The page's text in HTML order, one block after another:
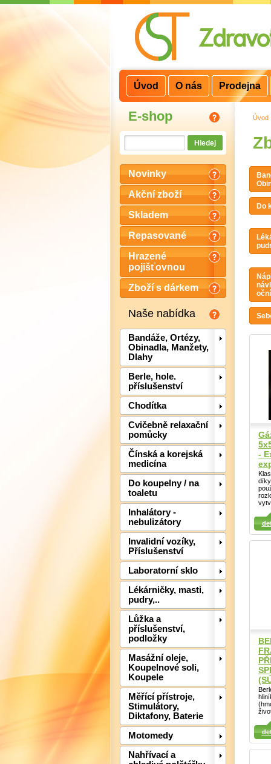
E-shop
Novinky
Akční zboží
Skladem
Repasované
Hrazené
pojišťovnou
Zboží s dárkem
Naše nabídka
Bandáže, Ortézy,
Obinadla, Manžety,
Dlahy
Berle, hole.
příslušenství
Chodítka
Cvičebně relaxační
pomůcky
Čínská a korejská
medicína
Do koupelny / na
toaletu
Inhalátory -
nebulizátory
Invalidní vozíky,
Příslušenství
Laboratorní sklo
Lékárničky, masti,
pudry,..
Lůžka a
příslušenství,
podložky
Masážní oleje,
Koupelnové soli,
Koupele
Měřící přístroje,
Stimulátory,
Diktafony, Baterie
Motomedy
Nahřívací a
Úvod
Do
oční
-
Detail
Detail
Úvod O nás Prodejna